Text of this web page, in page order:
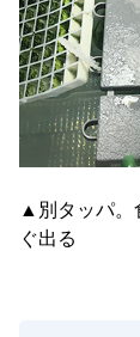
▲別タッパ。
ぐ出る